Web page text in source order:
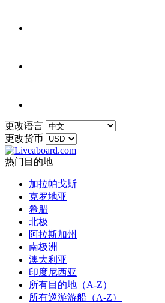
更改语言
更改货币
热门目的地
加拉帕戈斯
克罗地亚
希腊
北极
阿拉斯加州
南极洲
澳大利亚
印度尼西亚
所有目的地（A-Z）
所有巡游游船（A-Z）